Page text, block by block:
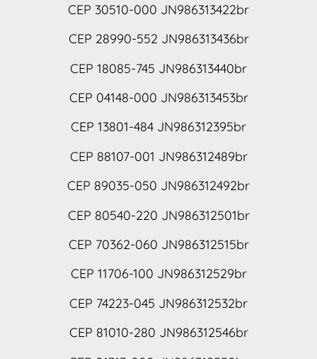
CEP 30510-000 JN986313422br
CEP 28990-552 JN986313436br
CEP 18085-745 JN986313440br
CEP 04148-000 JN986313453br
CEP 13801-484 JN986312395br
CEP 88107-001 JN986312489br
CEP 89035-050 JN986312492br
CEP 80540-220 JN986312501br
CEP 70362-060 JN986312515br
CEP 11706-100 JN986312529br
CEP 74223-045 JN986312532br
CEP 81010-280 JN986312546br